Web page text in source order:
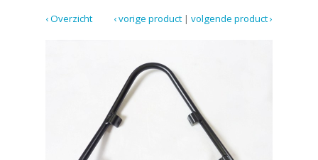
‹ Overzicht volgende product ›
|
‹ vorige product